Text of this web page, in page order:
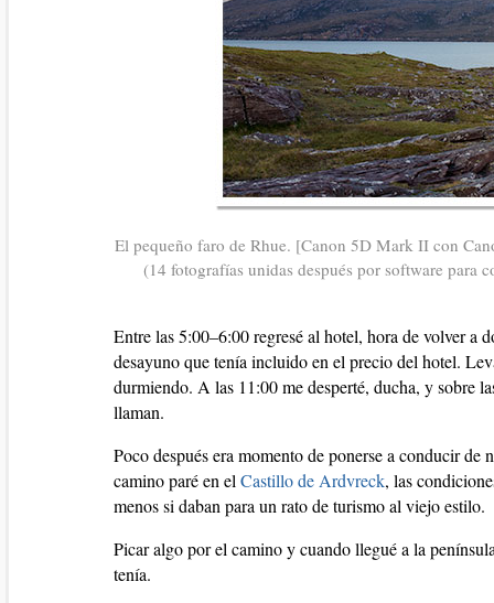
El pequeño faro de Rhue. [Canon 5D Mark II con
(14 fotografías unidas después por software para
Entre las 5:00–6:00 regresé al hotel, hora de volver a
desayuno que tenía incluido en el precio del hotel.
durmiendo. A las 11:00 me desperté, ducha, y sobre
llaman.
Poco después era momento de ponerse a conducir
camino paré en el Castillo de Ardvreck, las
menos si daban para un rato de turismo al viejo estilo.
Picar algo por el camino y cuando llegué a la
tenía.